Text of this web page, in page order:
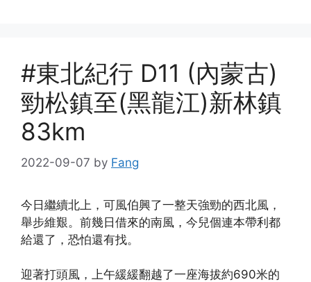
#東北紀行 D11 (內蒙古)
勁松鎮至(黑龍江)新林鎮
83km
2022-09-07 by Fang
今日繼續北上，可風伯興了一整天強勁的西北風，
舉步維艱。前幾日借來的南風，今兒個連本帶利都
給還了，恐怕還有找。
迎著打頭風，上午緩緩翻越了一座海拔約690米的